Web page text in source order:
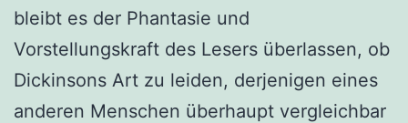
bleibt es der Phantasie und
Vorstellungskraft des Lesers überlassen, ob
Dickinsons Art zu leiden, derjenigen eines
anderen Menschen überhaupt vergleichbar